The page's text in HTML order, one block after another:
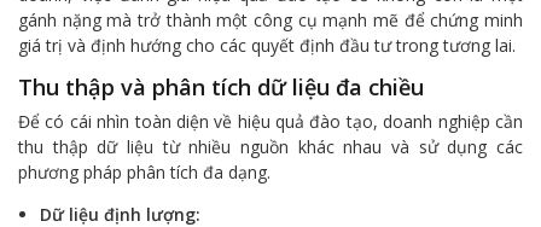
gánh nặng mà trở thành một công cụ mạnh mẽ để chứng minh
giá trị và định hướng cho các quyết định đầu tư trong tương lai.
Thu thập và phân tích dữ liệu đa chiều
Để có cái nhìn toàn diện về hiệu quả đào tạo, doanh nghiệp cần
thu thập dữ liệu từ nhiều nguồn khác nhau và sử dụng các
phương pháp phân tích đa dạng.
Dữ liệu định lượng: